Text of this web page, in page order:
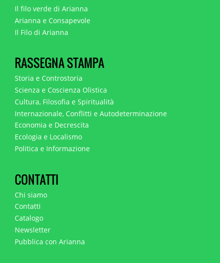
Il filo verde di Arianna
Arianna e Consapevole
Il Filo di Arianna
RASSEGNA STAMPA
Storia e Controstoria
Scienza e Coscienza Olistica
Cultura, Filosofia e Spiritualità
Internazionale, Conflitti e Autodeterminazione
Economia e Decrescita
Ecologia e Localismo
Politica e Informazione
CONTATTI
Chi siamo
Contatti
Catalogo
Newsletter
Pubblica con Arianna